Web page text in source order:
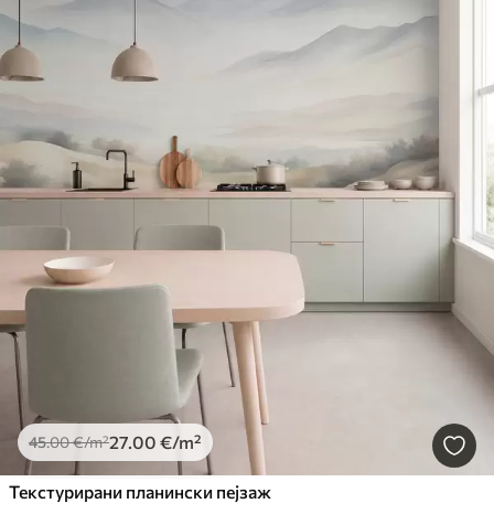
45.00€/m²27.00 €/m²
Текстурирани планински пејзаж